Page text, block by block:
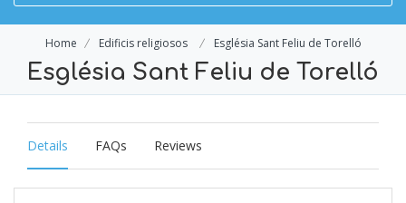
Home Edificis religiosos Església Sant Feliu de Torelló
Església Sant Feliu de Torelló
Details FAQs Reviews